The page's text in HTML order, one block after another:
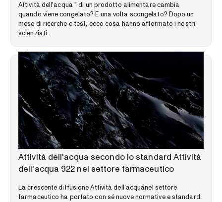
Attività dell'acqua " di un prodotto alimentare cambia
quando viene congelato? E una volta scongelato? Dopo un
mese di ricerche e test, ecco cosa hanno affermato i nostri
scienziati.
LIBRERIA DELLE COMPETENZE
Attività dell'acqua secondo lo standard Attività
dell'acqua 922 nel settore farmaceutico
La crescente diffusione Attività dell'acquanel settore
farmaceutico ha portato con sé nuove normative e standard.